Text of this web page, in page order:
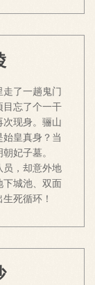
了一趟鬼门
目忘了个一干
现身。骊山
皇真身？当
妃子墓。
员，却意外地
城池、双面
死循环！